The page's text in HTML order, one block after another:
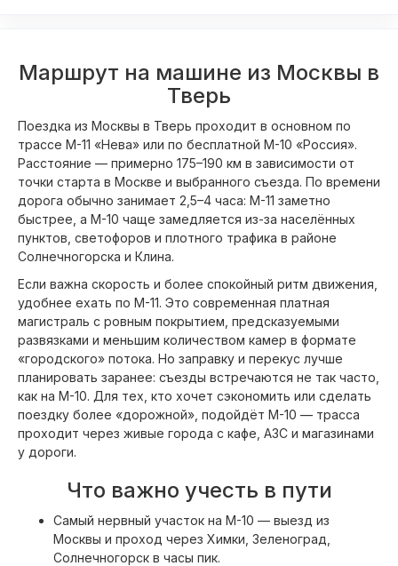
Маршрут на машине из Москвы в
Тверь
Поездка из Москвы в Тверь проходит в основном по
трассе М-11 «Нева» или по бесплатной М-10 «Россия».
Расстояние — примерно 175–190 км в зависимости от
точки старта в Москве и выбранного съезда. По времени
дорога обычно занимает 2,5–4 часа: М-11 заметно
быстрее, а М-10 чаще замедляется из-за населённых
пунктов, светофоров и плотного трафика в районе
Солнечногорска и Клина.
Если важна скорость и более спокойный ритм движения,
удобнее ехать по М-11. Это современная платная
магистраль с ровным покрытием, предсказуемыми
развязками и меньшим количеством камер в формате
«городского» потока. Но заправку и перекус лучше
планировать заранее: съезды встречаются не так часто,
как на М-10. Для тех, кто хочет сэкономить или сделать
поездку более «дорожной», подойдёт М-10 — трасса
проходит через живые города с кафе, АЗС и магазинами
у дороги.
Что важно учесть в пути
Самый нервный участок на М-10 — выезд из
Москвы и проход через Химки, Зеленоград,
Солнечногорск в часы пик.